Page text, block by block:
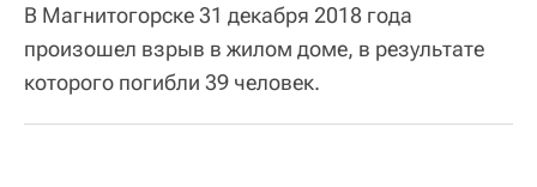
В Магнитогорске 31 декабря 2018 года
произошел взрыв в жилом доме, в результате
которого погибли 39 человек.